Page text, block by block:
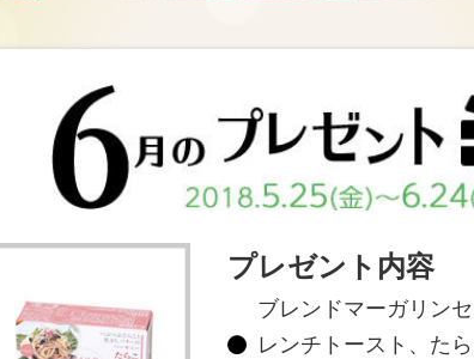
プレゼント内容
ブレンドマーガリン
レンチトースト、た